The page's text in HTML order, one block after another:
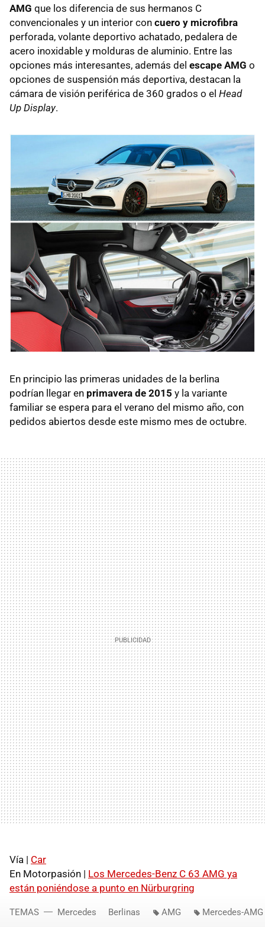
AMG que los diferencia de sus hermanos C
convencionales y un interior con cuero y microfibra
perforada, volante deportivo achatado, pedalera de
acero inoxidable y molduras de aluminio. Entre las
opciones más interesantes, además del escape AMG o
opciones de suspensión más deportiva, destacan la
cámara de visión periférica de 360 grados o el Head
Up Display.
En principio las primeras unidades de la berlina
podrían llegar en primavera de 2015 y la variante
familiar se espera para el verano del mismo año, con
pedidos abiertos desde este mismo mes de octubre.
Vía | Car
En Motorpasión | Los Mercedes-Benz C 63 AMG ya
están poniéndose a punto en Nürburgring
TEMAS Mercedes Berlinas AMG Mercedes-AMG